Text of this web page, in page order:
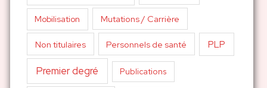
Mobilisation Mutations / Carrière
Non titulaires Personnels de santé PLP
Premier degré Publications